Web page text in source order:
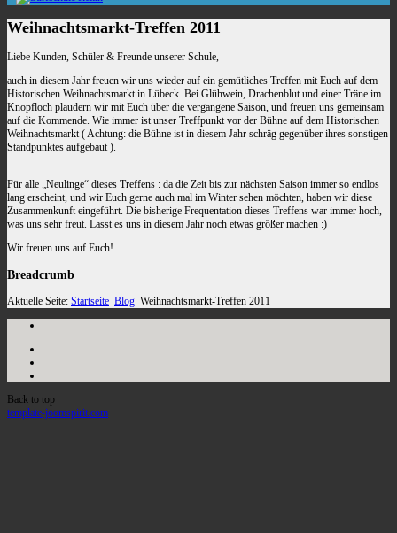
Weihnachtsmarkt-Treffen 2011
Liebe Kunden, Schüler & Freunde unserer Schule,
auch in diesem Jahr freuen wir uns wieder auf ein gemütliches Treffen mit Euch auf dem
Historischen Weihnachtsmarkt in Lübeck. Bei Glühwein, Drachenblut und einer Träne im
Knopfloch plaudern wir mit Euch über die vergangene Saison, und freuen uns gemeinsam
auf die Kommende. Wie immer ist unser Treffpunkt vor der Bühne auf dem Historischen
Weihnachtsmarkt ( Achtung: die Bühne ist in diesem Jahr schräg gegenüber ihres sonstigen
Standpunktes aufgebaut ).
Für alle „Neulinge“ dieses Treffens : da die Zeit bis zur nächsten Saison immer so endlos
lang erscheint, und wir Euch gerne auch mal im Winter sehen möchten, haben wir diese
Zusammenkunft eingeführt. Die bisherige Frequentation dieses Treffens war immer hoch,
was uns sehr freut. Lasst es uns in diesem Jahr noch etwas größer machen :)
Wir freuen uns auf Euch!
Breadcrumb
Aktuelle Seite: Startseite Blog Weihnachtsmarkt-Treffen 2011
Back to top
template-joomspirit.com